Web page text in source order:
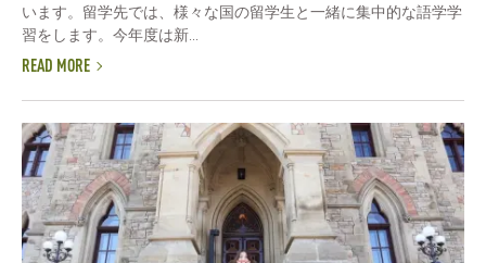
います。留学先では、様々な国の留学生と一緒に集中的な語学学
習をします。今年度は新...
READ MORE